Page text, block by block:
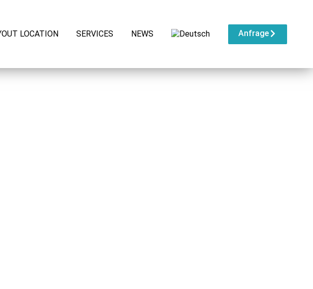
LOCATION SERVICES NEWS Anfrage